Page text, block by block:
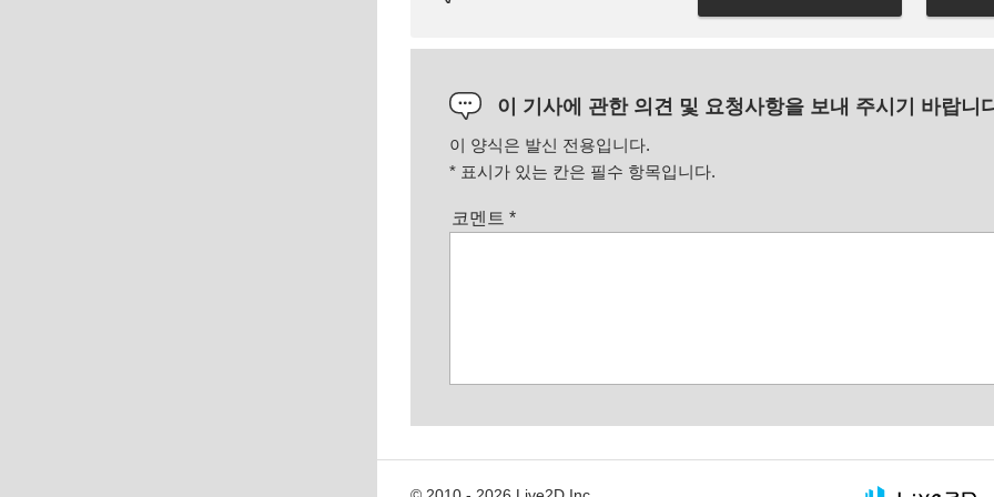
이 기사에 관한 의견 및 요청사항을 보내 주시기 바랍니
이 양식은 발신 전용입니다.
* 표시가 있는 칸은 필수 항목입니다.
코멘트 *